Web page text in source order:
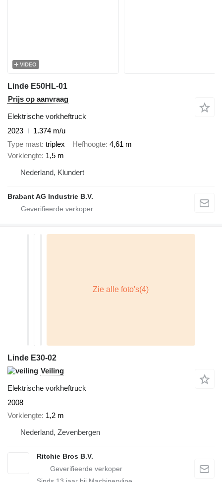
VIDEO
Linde E50HL-01
Prijs op aanvraag
Elektrische vorkheftruck
2023
1.374 m/u
Type mast triplex Hefhoogte 4,61 m
Vorklengte 1,5 m
Nederland, Klundert
Brabant AG Industrie B.V.
Linde E30-02
Veiling
Elektrische vorkheftruck
2008
Vorklengte 1,2 m
Nederland, Zevenbergen
Ritchie Bros B.V.